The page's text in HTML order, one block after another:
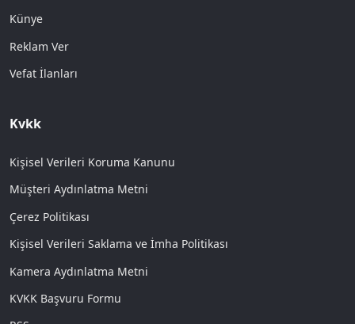
Künye
Reklam Ver
Vefat İlanları
Kvkk
Kişisel Verileri Koruma Kanunu
Müşteri Aydınlatma Metni
Çerez Politikası
Kişisel Verileri Saklama ve İmha Politikası
Kamera Aydınlatma Metni
KVKK Başvuru Formu